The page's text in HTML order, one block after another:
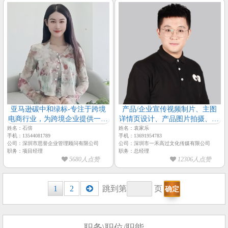
亚马逊碳中和绿标-专注于跨境
电商行业，为跨境企业提供一站
式智慧解决方案【思誉-项目经
理-石倍】
姓名：石倍
手机：13544081789
公司：深圳市思誉企业管理顾问有限公司
职务：项目经理
5680人点赞
产品/企业宣传视频制片、主图
详情页设计、产品图片拍摄、3D
建模动画渲染、包装印刷企业画
册等设计【一禾高过传媒-总经
理-袁家乐】
姓名：袁家乐
手机：13691954783
公司：深圳市一禾高过文化传媒有限公司
职务：总经理
12306人点赞
1 2 跳到第 页